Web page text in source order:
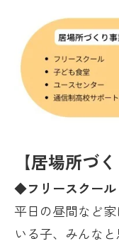
【居場所づく
◆フリースクール
平日の昼間など
いる子、みんな